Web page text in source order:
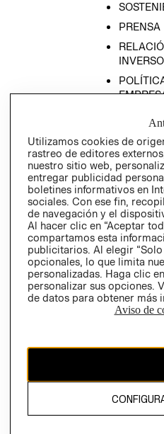
PRENSA
Ecuador ($)
CAMBIAR REGIÓN
El contenido de esta página web
propiedad de H&M Hennes &
Utilizamos cookies de
rastreo de editores
nuestro sitio web,
entregar publicidad
boletines informativos en
sociales. Con ese fin,
de navegación y el
Al hacer clic en “Aceptar
compartamos esta
publicitarios. Al elegir
opcionales, lo que limita
personalizadas. Haga clic
personalizar sus opciones.
de datos para obtener más
Aviso de